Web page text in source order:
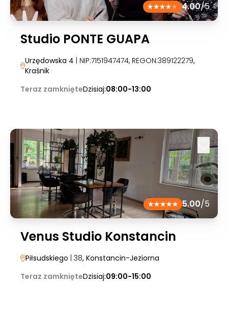
4.00/5
Studio PONTE GUAPA
Urzędowska 4 | NIP:7151947474, REGON:389122279,
Kraśnik
Teraz zamknięteDzisiaj:08:00-13:00
5.00/5
Venus Studio Konstancin
Piłsudskiego | 38, Konstancin-Jeziorna
Teraz zamknięteDzisiaj:09:00-15:00